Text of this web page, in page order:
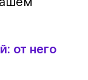
от него